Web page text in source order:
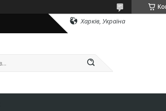
Харків, Україна